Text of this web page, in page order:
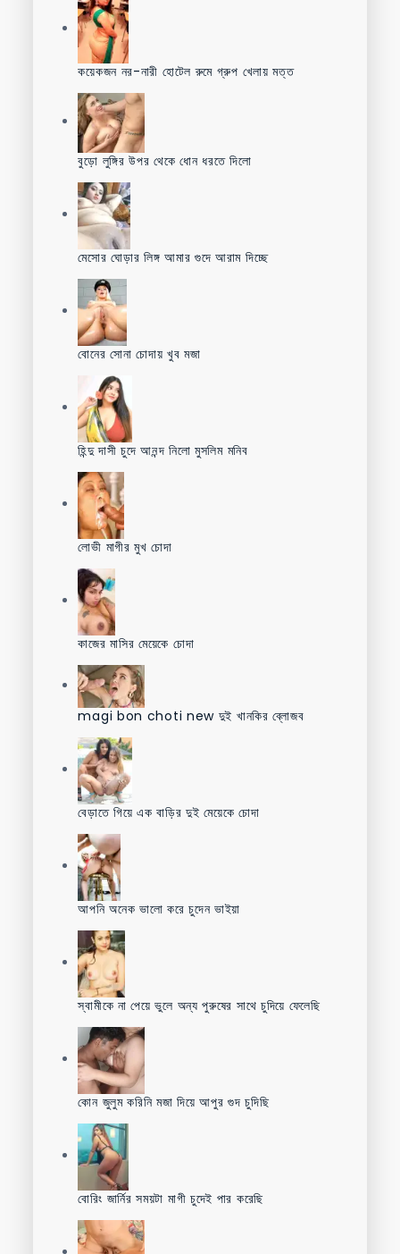
কয়েকজন নর-নারী হোটেল রুমে গ্রুপ খেলায় মত্ত
বুড়ো লুঙ্গির উপর থেকে ধোন ধরতে দিলো
মেসোর ঘোড়ার লিঙ্গ আমার গুদে আরাম দিচ্ছে
বোনের সোনা চোদায় খুব মজা
হিন্দু দাসী চুদে আনন্দ নিলো মুসলিম মনিব
লোভী মাগীর মুখ চোদা
কাজের মাসির মেয়েকে চোদা
magi bon choti new দুই খানকির ব্লোজব
বেড়াতে গিয়ে এক বাড়ির দুই মেয়েকে চোদা
আপনি অনেক ভালো করে চুদেন ভাইয়া
স্বামীকে না পেয়ে ভুলে অন্য পুরুষের সাথে চুদিয়ে ফেলেছি
কোন জুলুম করিনি মজা দিয়ে আপুর গুদ চুদিছি
বোরিং জার্নির সময়টা মাগী চুদেই পার করেছি